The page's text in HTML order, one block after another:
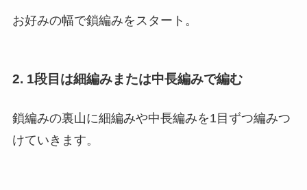
お好みの幅で鎖編みをスタート。
2. 1段目は細編みまたは中長編みで編む
鎖編みの裏山に細編みや中長編みを1目ずつ編みつ
けていきます。